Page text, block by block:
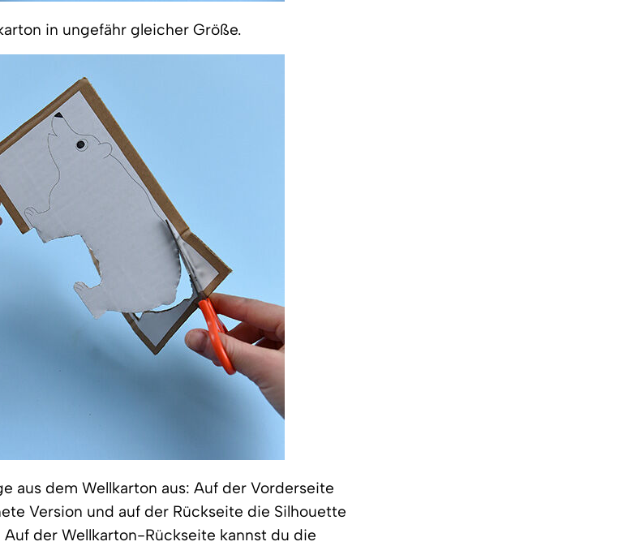
in ungefähr gleicher Größe.
aus dem Wellkarton aus: Auf der Vorderseite
Version und auf der Rückseite die Silhouette
Auf der Wellkarton-Rückseite kannst du die